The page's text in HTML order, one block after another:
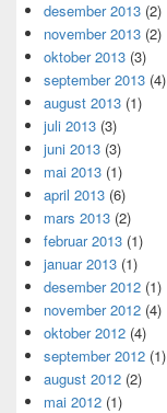
desember 2013 (2)
november 2013 (2)
oktober 2013 (3)
september 2013 (4)
august 2013 (1)
juli 2013 (3)
juni 2013 (3)
mai 2013 (1)
april 2013 (6)
mars 2013 (2)
februar 2013 (1)
januar 2013 (1)
desember 2012 (1)
november 2012 (4)
oktober 2012 (4)
september 2012 (1)
august 2012 (2)
mai 2012 (1)